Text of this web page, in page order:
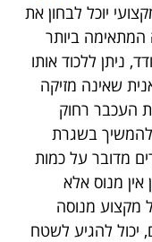
יוכל לבחון את
ביותר
ניתן ללכוד אותו
שאינה מזיקה
העכבר רחוק
בשגרת
מדובר על כמות
אין מנוס אלא
מקצוע מנוסה
יכול להגיע לשטח